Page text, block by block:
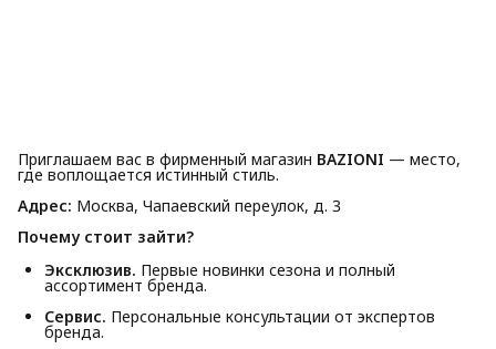
Приглашаем вас в фирменный магазин BAZIONI — место,
где воплощается истинный стиль.
Адрес: Москва, Чапаевский переулок, д. 3
Почему стоит зайти?
Эксклюзив. Первые новинки сезона и полный
ассортимент бренда.
Сервис. Персональные консультации от экспертов
бренда.